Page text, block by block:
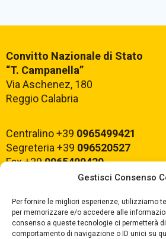
Gestisci Consenso
Per fornire le migliori esperienze, utilizziamo
per memorizzare e/o accedere alle
consenso a queste tecnologie ci permetterà
comportamento di navigazione o ID unici su
Convitto Nazionale di Stato
“T. Campanella”
Via Aschenez, 180
Reggio Calabria
Centralino +39 0965499421
Segreteria +39 096520527
Fax +390965499420
E-mail: rcvc010005@istruzione.it
PEC: